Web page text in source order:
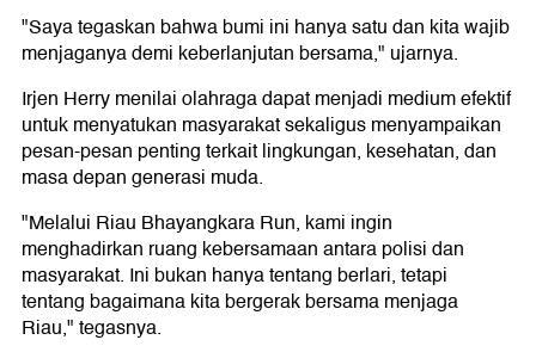
"Saya tegaskan bahwa bumi ini hanya satu dan kita wajib
menjaganya demi keberlanjutan bersama," ujarnya.
Irjen Herry menilai olahraga dapat menjadi medium efektif
untuk menyatukan masyarakat sekaligus menyampaikan
pesan-pesan penting terkait lingkungan, kesehatan, dan
masa depan generasi muda.
"Melalui Riau Bhayangkara Run, kami ingin
menghadirkan ruang kebersamaan antara polisi dan
masyarakat. Ini bukan hanya tentang berlari, tetapi
tentang bagaimana kita bergerak bersama menjaga
Riau," tegasnya.